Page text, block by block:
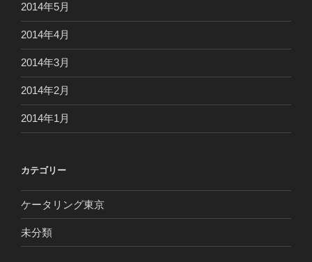
2014年5月
2014年4月
2014年3月
2014年2月
2014年1月
カテゴリー
ケータリング東京
未分類